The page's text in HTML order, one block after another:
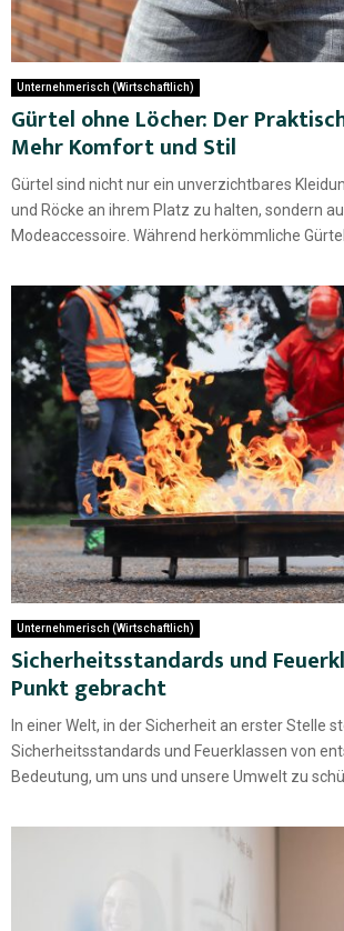
Unternehmerisch (Wirtschaftlich)
Gürtel ohne Löcher: Der
Mehr Komfort und Stil
Gürtel sind nicht nur ein unverzichtbares
und Röcke an ihrem Platz zu halten, sondern
Modeaccessoire. Während herkömmliche
Unternehmerisch (Wirtschaftlich)
Sicherheitsstandards und
Punkt gebracht
In einer Welt, in der Sicherheit an erster Stelle
Sicherheitsstandards und Feuerklassen von
Bedeutung, um uns und unsere Umwelt zu